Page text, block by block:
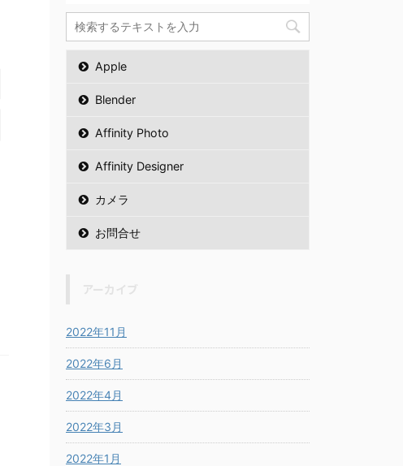
Apple
Blender
Affinity Photo
Affinity Designer
カメラ
お問合せ
2022年11月
2022年6月
2022年4月
2022年3月
2022年1月